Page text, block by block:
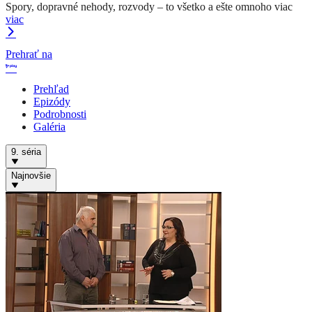
Spory, dopravné nehody, rozvody – to všetko a ešte omnoho viac
viac
Prehrať na
Prehľad
Epizódy
Podrobnosti
Galéria
9. séria
Najnovšie